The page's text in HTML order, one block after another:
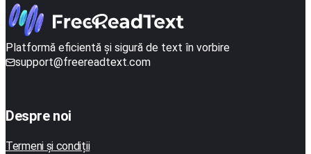
Platformă eficientă și sigură de text în vorbire
support@freereadtext.com
Despre noi
Termeni și condiții